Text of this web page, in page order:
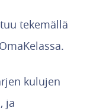
tekemällä
OmaKelassa.
kulujen
ja